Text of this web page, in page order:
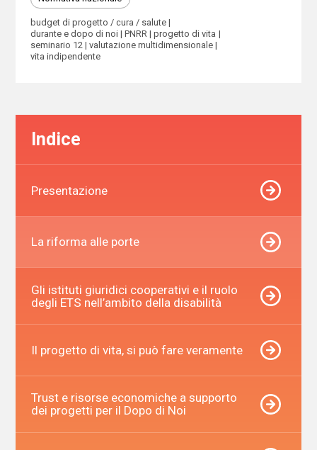
budget di progetto / cura / salute
durante e dopo di noi
PNRR
progetto di vita
seminario 12
valutazione multidimensionale
vita indipendente
Indice
Presentazione
La riforma alle porte
Gli istituti giuridici cooperativi e il ruolo
degli ETS nell’ambito della disabilità
Il progetto di vita, si può fare veramente
Trust e risorse economiche a supporto
dei progetti per il Dopo di Noi